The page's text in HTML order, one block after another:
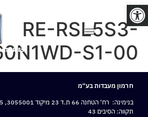
פתח סרגל נגישות
RE-RSL5S3-
S1-00
חרמון מעבדות בע“מ
בנימינה: רח‘ הטחנה 66 ת.ד 23 מיקוד 3055001,
תקווה: הסיבים 43